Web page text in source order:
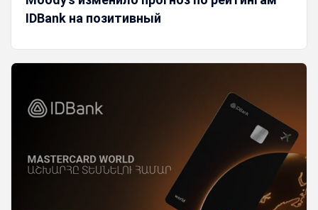
IDBank на позитивный